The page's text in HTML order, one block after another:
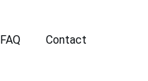
FAQ Contact